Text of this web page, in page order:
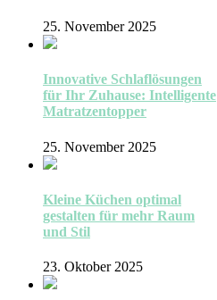
25. November 2025
Innovative Schlaflösungen
für Ihr Zuhause: Intelligente
Matratzentopper
25. November 2025
Kleine Küchen optimal
gestalten für mehr Raum
und Stil
23. Oktober 2025